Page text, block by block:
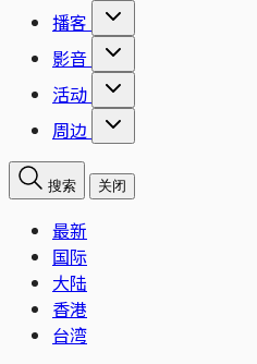
播客
影音
活动
周边
搜索 关闭
最新
国际
大陆
香港
台湾